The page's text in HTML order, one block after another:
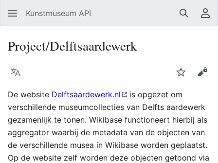
Kunstmuseum API Zoeken
Project/Delftsaardewerk
Taal Volgen
De website Delftsaardewerk.nl
is opgezet om
verschillende museumcollecties van Delfts aardewerk
gezamenlijk te tonen. Wikibase functioneert hierbij als
aggregator waarbij de metadata van de objecten van
de verschillende musea in Wikibase worden geplaatst.
Op de website zelf worden deze objecten getoond via